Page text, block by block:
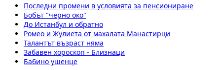
Последни промени в условията за пенсиониране
Бобът "черно око"
До Истанбул и обратно
Ромео и Жулиета от махалата Манастирци
Талантът възраст няма
Забавен хороскоп - Близнаци
Бабино ушенце